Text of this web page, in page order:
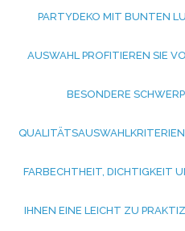
ARTYDEKO MIT BUNTEN
USWAHL PROFITIEREN SIE
ESONDERE
UALITÄTSAUSWAHLKRITERIEN
ARBECHTHEIT, DICHTIGKEIT
HNEN EINE LEICHT ZU